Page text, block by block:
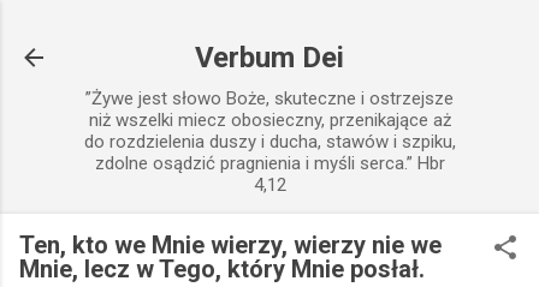
Verbum Dei
”Żywe jest słowo Boże, skuteczne i ostrzejsze
niż wszelki miecz obosieczny, przenikające aż
do rozdzielenia duszy i ducha, stawów i szpiku,
zdolne osądzić pragnienia i myśli serca.” Hbr
4,12
Ten, kto we Mnie wierzy, wierzy nie we
Mnie, lecz w Tego, który Mnie posłał.